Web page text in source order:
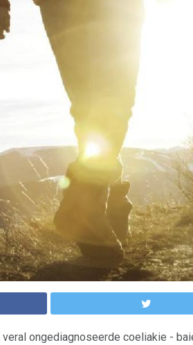
veral ongediagnoseerde coeliakie -